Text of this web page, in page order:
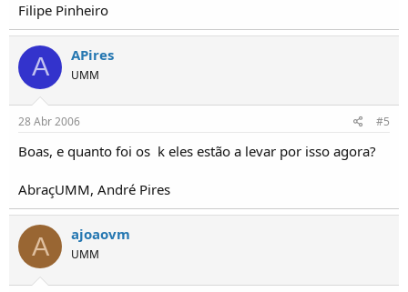
Filipe Pinheiro
A APires
UMM
28 Abr 2006 #5
Boas, e quanto foi os  k eles estão a levar por isso agora?
AbraçUMM, André Pires
A ajoaovm
UMM